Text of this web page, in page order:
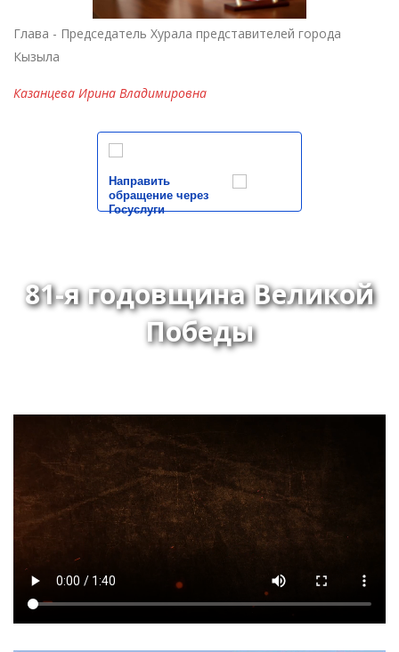
Глава - Председатель Хурала представителей города
Кызыла
Казанцева Ирина Владимировна
Направить
обращение через
Госуслуги
81-я годовщина Великой
Победы